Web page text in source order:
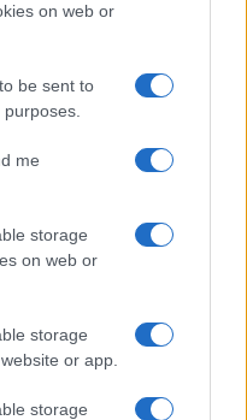
on web or
be sent to
me
storage
on web or
storage
or app.
storage